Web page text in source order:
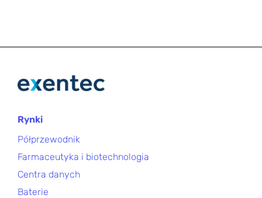
Rynki
Półprzewodnik
Farmaceutyka i biotechnologia
Centra danych
Baterie